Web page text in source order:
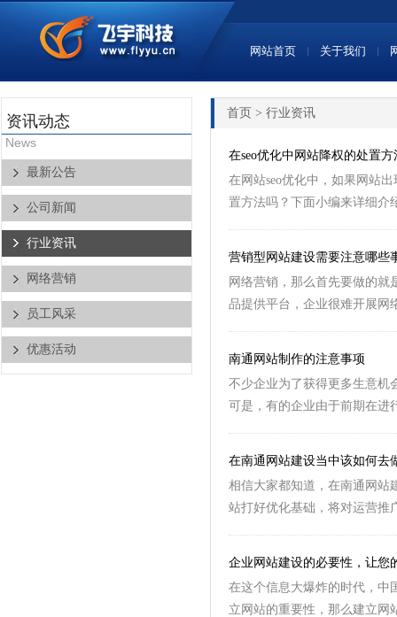
网站首页 关于我们
资讯动态
News
最新公告
公司新闻
行业资讯
网络营销
员工风采
优惠活动
首页 > 行业资讯
在seo优化中网站降权的处置
在网站seo优化中，如果网站
置方法吗？下面小编来详细
营销型网站建设需要注意哪些
网络营销，那么首先要做的
品提供平台，企业很难开展
南通网站制作的注意事项
不少企业为了获得更多生意机
可是，有的企业由于前期在
在南通网站建设当中该如何去
相信大家都知道，在南通网站
站打好优化基础，将对运营
企业网站建设的必要性，让您
在这个信息大爆炸的时代，中
立网站的重要性，那么建立